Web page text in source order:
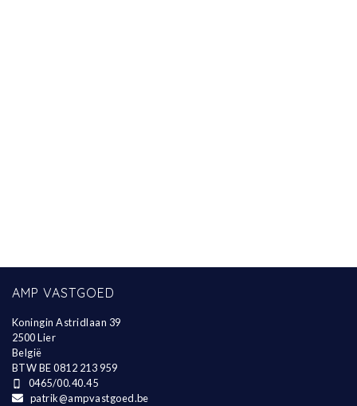
AMP VASTGOED
Koningin Astridlaan 39
2500 Lier
België
BTW BE 0812 213 959
0465/00.40.45
patrik@ampvastgoed.be